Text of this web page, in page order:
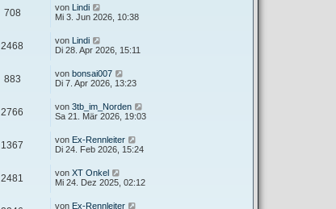
708 von Lindi
Mi 3. Jun 2026, 10:38
2468 von Lindi
Di 28. Apr 2026, 15:11
883 von bonsai007
Di 7. Apr 2026, 13:23
2766 von 3tb_im_Norden
Sa 21. Mär 2026, 19:03
1367 von Ex-Rennleiter
Di 24. Feb 2026, 15:24
2481 von XT Onkel
Mi 24. Dez 2025, 02:12
von Ex-Rennleiter